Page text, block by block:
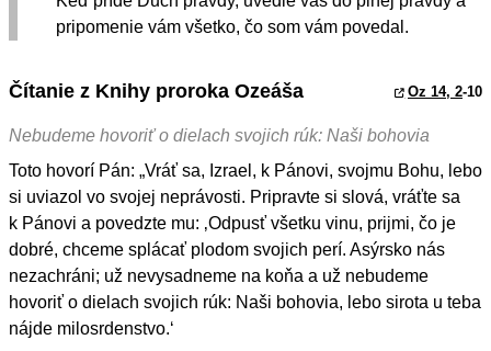
pripomenie vám všetko, čo som vám povedal.
Čítanie z Knihy proroka Ozeáša Oz 14, 2-10
Nebudeme hovoriť o dielach svojich rúk: Naši bohovia
Toto hovorí Pán: „Vráť sa, Izrael, k Pánovi, svojmu Bohu, lebo
si uviazol vo svojej neprávosti. Pripravte si slová, vráťte sa
k Pánovi a povedzte mu: ‚Odpusť všetku vinu, prijmi, čo je
dobré, chceme splácať plodom svojich perí. Asýrsko nás
nezachráni; už nevysadneme na koňa a už nebudeme
hovoriť o dielach svojich rúk: Naši bohovia, lebo sirota u teba
nájde milosrdenstvo.‘